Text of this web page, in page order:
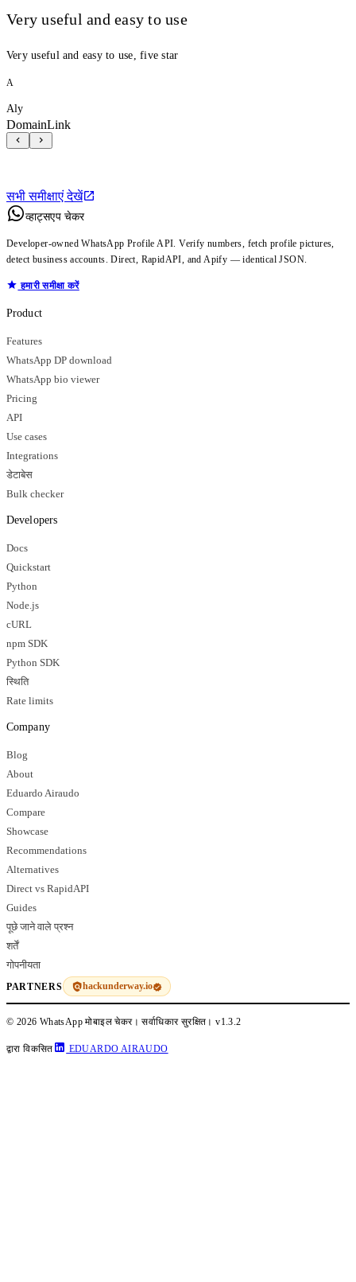
Very useful and easy to use
Very useful and easy to use, five star
A
Aly
DomainLink
सभी समीक्षाएं देखें
व्हाट्सएप चेकर
Developer-owned WhatsApp Profile API. Verify numbers, fetch profile pictures,
detect business accounts. Direct, RapidAPI, and Apify — identical JSON.
हमारी समीक्षा करें
Product
Features
WhatsApp DP download
WhatsApp bio viewer
Pricing
API
Use cases
Integrations
डेटाबेस
Bulk checker
Developers
Docs
Quickstart
Python
Node.js
cURL
npm SDK
Python SDK
स्थिति
Rate limits
Company
Blog
About
Eduardo Airaudo
Compare
Showcase
Recommendations
Alternatives
Direct vs RapidAPI
Guides
पूछे जाने वाले प्रश्न
शर्तें
गोपनीयता
PARTNERS hackunderway.io
© 2026 WhatsApp मोबाइल चेकर। सर्वाधिकार सुरक्षित।v1.3.2
द्वारा विकसित EDUARDO AIRAUDO